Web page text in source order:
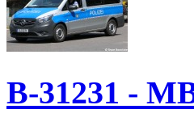
B-31231 -